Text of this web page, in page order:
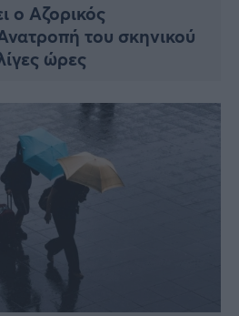
ο Αζορικός
του σκηνικού
ώρες